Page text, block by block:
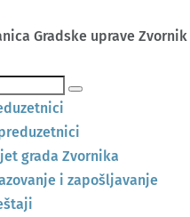
Gradske uprave Zvornik
Pretraga
grada Zvornika
i zapošljavanje